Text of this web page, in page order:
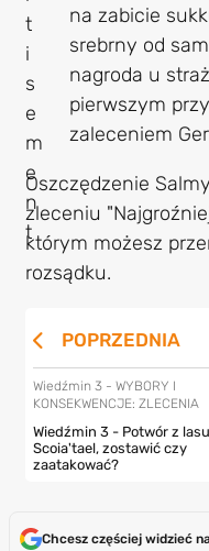
na zabicie
srebrny od
nagroda u
pierwszym
zaleceniem
Oszczędzenie
zleceniu
którym możesz
rozsądku.
POPRZEDNIA
Wiedźmin 3 - WYBORY I
KONSEKWENCJE: ZLECENIA
Wiedźmin 3 - Potwór z
Scoia'tael, zostawić czy
zaatakować?
Chcesz częściej widzieć